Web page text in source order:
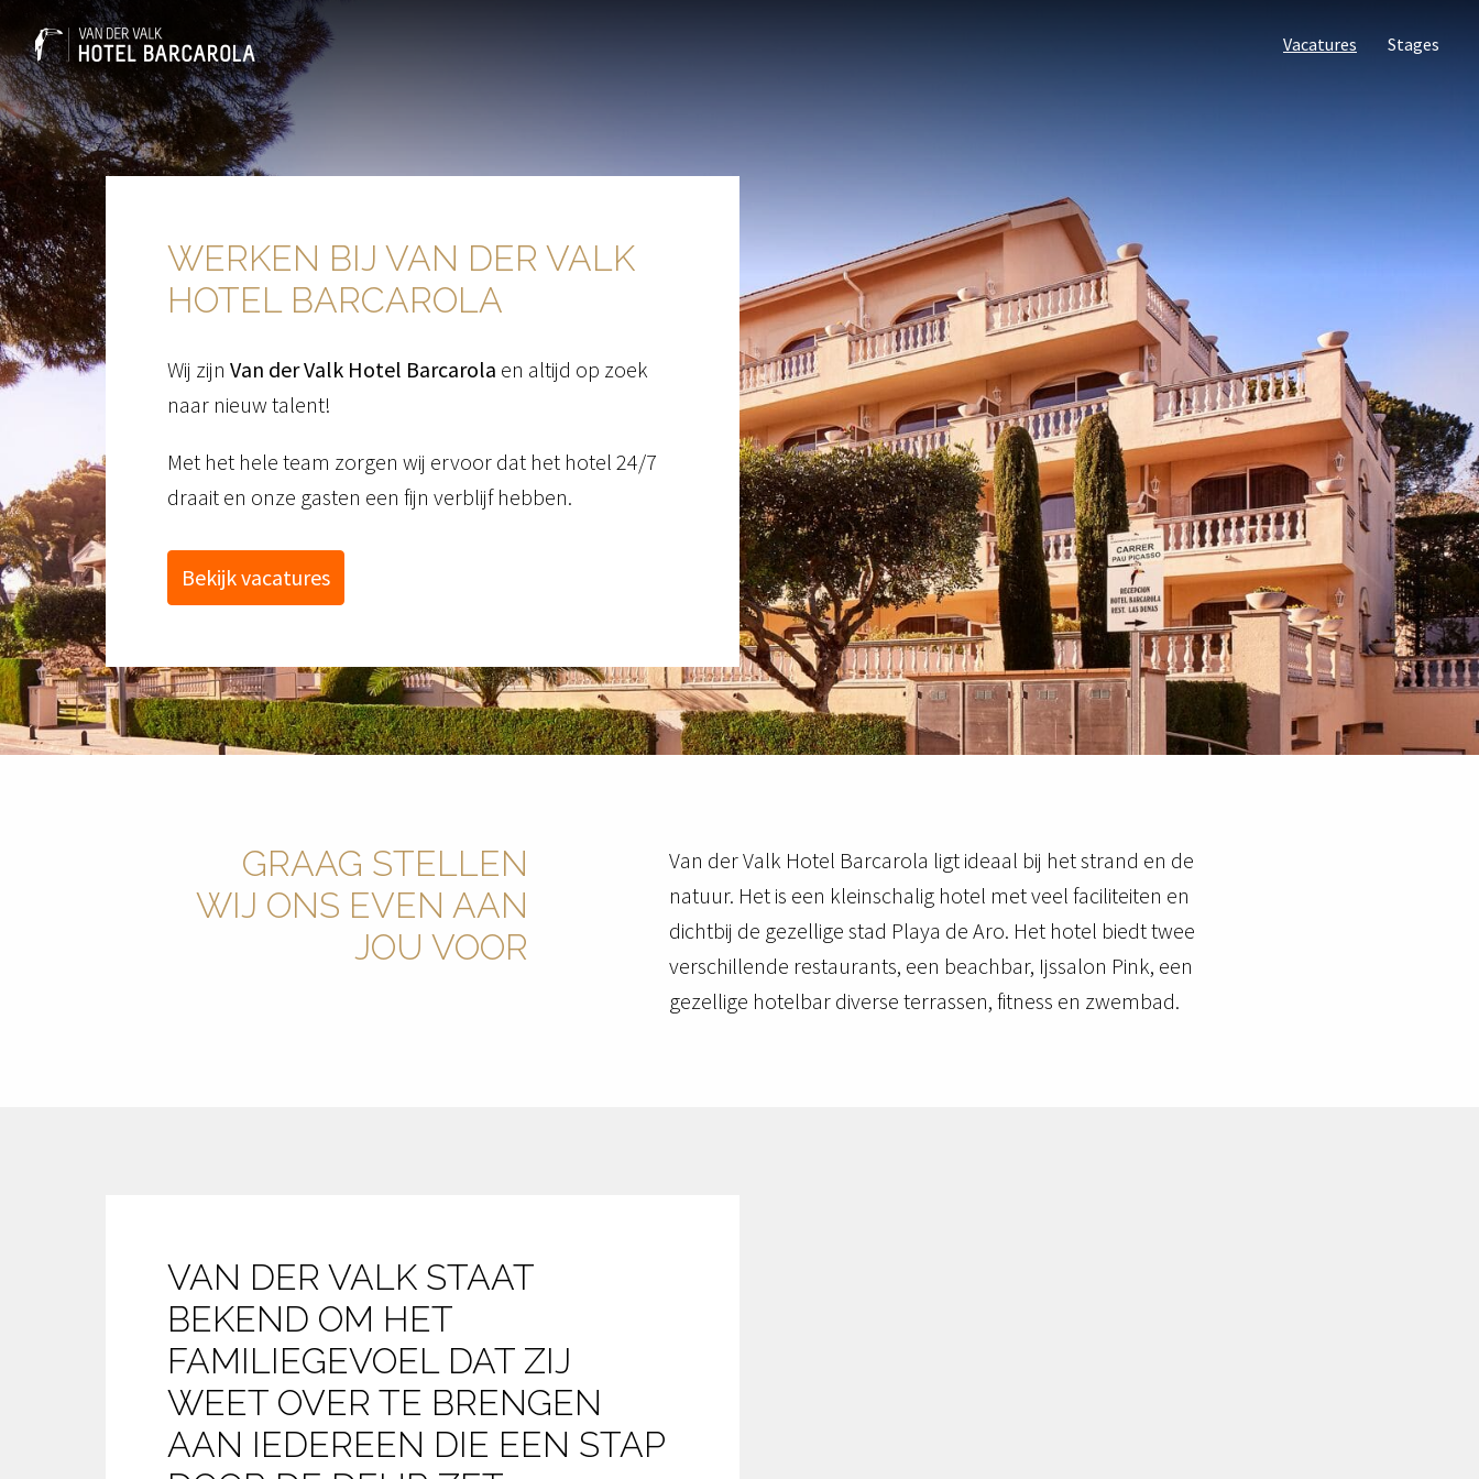
Overslaan
naar
contentHomepagina
Vacatures Stages
WERKEN BIJ VAN DER VALK
HOTEL BARCAROLA
Wij zijn Van der Valk Hotel Barcarola en altijd op zoek
naar nieuw talent!
Met het hele team zorgen wij ervoor dat het hotel 24/7
draait en onze gasten een fijn verblijf hebben.
Bekijk vacatures
GRAAG STELLEN
WIJ ONS EVEN AAN
JOU VOOR
Van der Valk Hotel Barcarola ligt ideaal bij het strand en de
natuur. Het is een kleinschalig hotel met veel faciliteiten en
dichtbij de gezellige stad Playa de Aro. Het hotel biedt twee
verschillende restaurants, een beachbar, Ijssalon Pink, een
gezellige hotelbar diverse terrassen, fitness en zwembad.
VAN DER VALK STAAT
BEKEND OM HET
FAMILIEGEVOEL DAT ZIJ
WEET OVER TE BRENGEN
AAN IEDEREEN DIE EEN STAP